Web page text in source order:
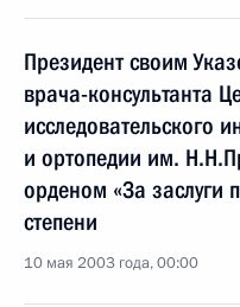
Президент своим
врача-консультанта
исследовательского
и ортопедии им.
орденом «За заслуги
степени
10 мая 2003 года, 00:00